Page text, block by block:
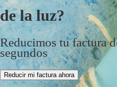
de la luz?
Reducimos tu factura
segundos
Reducir mi factura ahora